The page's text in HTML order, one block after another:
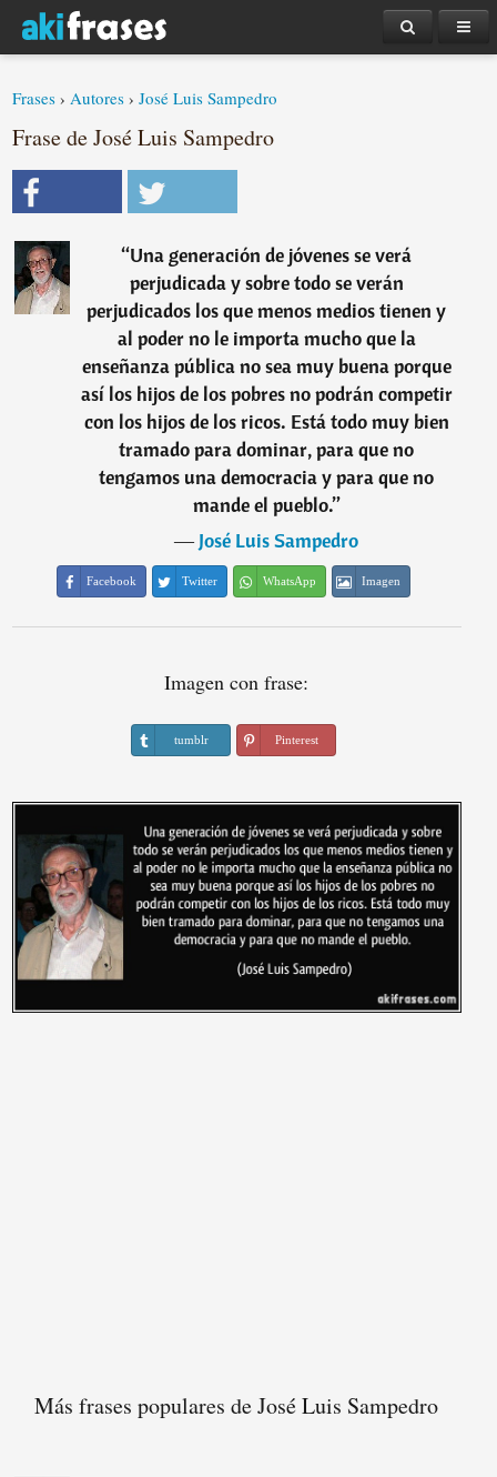
Frases ›Autores ›José Luis Sampedro
Frase de José Luis Sampedro
“Una generación de jóvenes se verá
perjudicada y sobre todo se verán
perjudicados los que menos medios tienen y
al poder no le importa mucho que la
enseñanza pública no sea muy buena porque
así los hijos de los pobres no podrán competir
con los hijos de los ricos. Está todo muy bien
tramado para dominar, para que no
tengamos una democracia y para que no
mande el pueblo.”
―José Luis Sampedro
Facebook Twitter WhatsApp Imagen
Imagen con frase:
tumblr Pinterest
Más frases populares de José Luis Sampedro